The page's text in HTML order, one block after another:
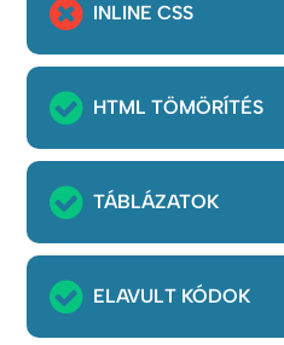
INLINE CSS
HTML TÖMÖRÍTÉS
TÁBLÁZATOK
ELAVULT KÓDOK